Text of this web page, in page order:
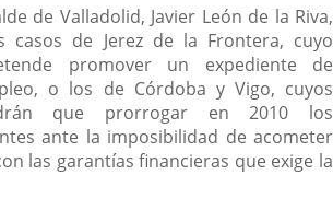
de Valladolid, Javier León de la Riva,
casos de Jerez de la Frontera, cuyo
promover un expediente de
o los de Córdoba y Vigo, cuyos
que prorrogar en 2010 los
ante la imposibilidad de acometer
las garantías financieras que exige la